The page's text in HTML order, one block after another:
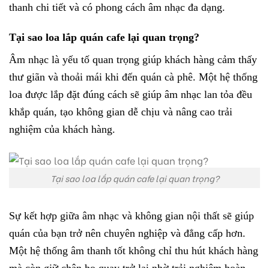
thanh chi tiết và có phong cách âm nhạc đa dạng.
Tại sao loa lắp quán cafe lại quan trọng?
Âm nhạc là yếu tố quan trọng giúp khách hàng cảm thấy
thư giãn và thoải mái khi đến quán cà phê. Một hệ thống
loa được lắp đặt đúng cách sẽ giúp âm nhạc lan tỏa đều
khắp quán, tạo không gian dễ chịu và nâng cao trải
nghiệm của khách hàng.
Tại sao loa lắp quán cafe lại quan trọng?
Sự kết hợp giữa âm nhạc và không gian nội thất sẽ giúp
quán của bạn trở nên chuyên nghiệp và đẳng cấp hơn.
Một hệ thống âm thanh tốt không chỉ thu hút khách hàng